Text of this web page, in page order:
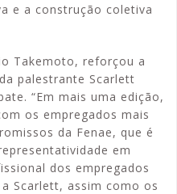
e a construção coletiva
Takemoto, reforçou a
palestrante Scarlett
“Em mais uma edição,
os empregados mais
da Fenae, que é
em
dos empregados
Scarlett, assim como os